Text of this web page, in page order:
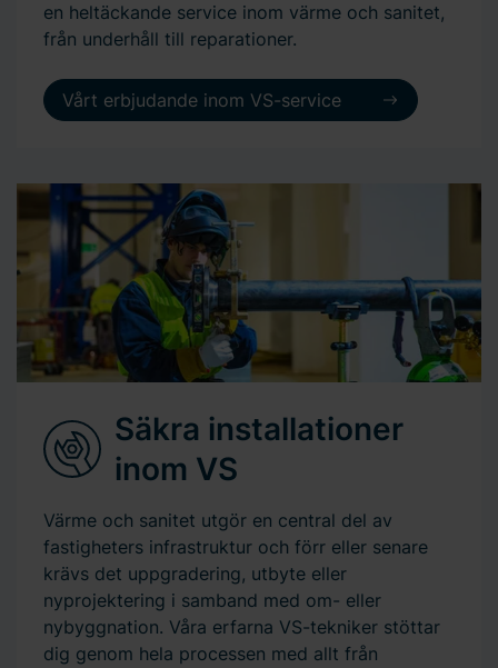
en heltäckande service inom värme och sanitet,
från underhåll till reparationer.
Vårt erbjudande inom VS-service
Säkra installationer
inom VS
Värme och sanitet utgör en central del av
fastigheters infrastruktur och förr eller senare
krävs det uppgradering, utbyte eller
nyprojektering i samband med om- eller
nybyggnation. Våra erfarna VS-tekniker stöttar
dig genom hela processen med allt från